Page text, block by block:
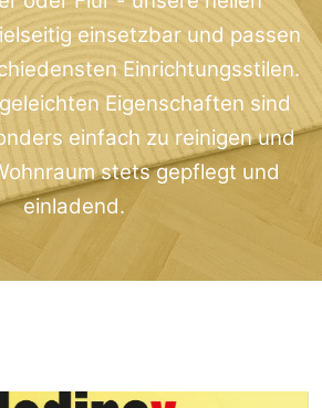
einsetzbar und passen
Einrichtungsstilen.
Eigenschaften sind
einfach zu reinigen und
stets gepflegt und
einladend.